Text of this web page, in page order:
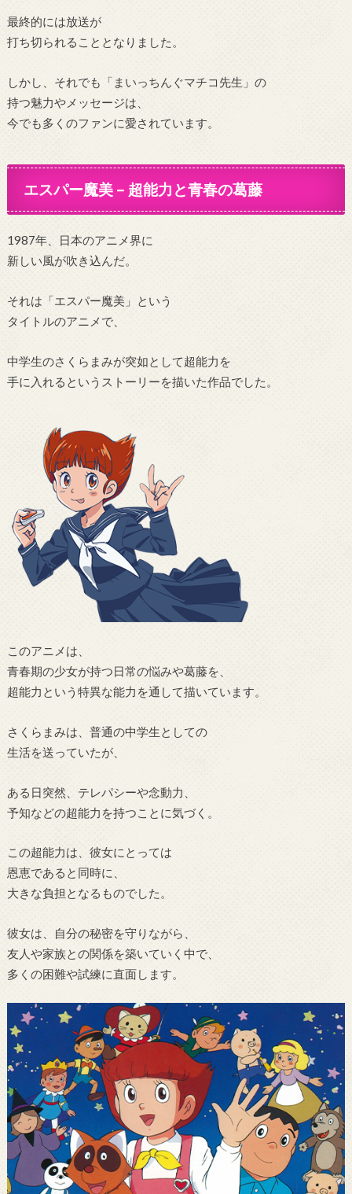
最終的には放送が
打ち切られることとなりました。
しかし、それでも「まいっちんぐマチコ先生」の
持つ魅力やメッセージは、
今でも多くのファンに愛されています。
エスパー魔美 – 超能力と青春の葛藤
1987年、日本のアニメ界に
新しい風が吹き込んだ。
それは「エスパー魔美」という
タイトルのアニメで、
中学生のさくらまみが突如として超能力を
手に入れるというストーリーを描いた作品でした。
このアニメは、
青春期の少女が持つ日常の悩みや葛藤を、
超能力という特異な能力を通して描いています。
さくらまみは、普通の中学生としての
生活を送っていたが、
ある日突然、テレパシーや念動力、
予知などの超能力を持つことに気づく。
この超能力は、彼女にとっては
恩恵であると同時に、
大きな負担となるものでした。
彼女は、自分の秘密を守りながら、
友人や家族との関係を築いていく中で、
多くの困難や試練に直面します。